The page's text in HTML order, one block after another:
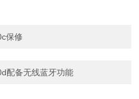
保修
配备无线蓝牙功能